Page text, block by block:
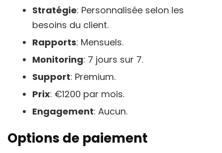
Stratégie: Personnalisée selon les
besoins du client.
Rapports: Mensuels.
Monitoring: 7 jours sur 7.
Support: Premium.
Prix: €1200 par mois.
Engagement: Aucun.
Options de paiement